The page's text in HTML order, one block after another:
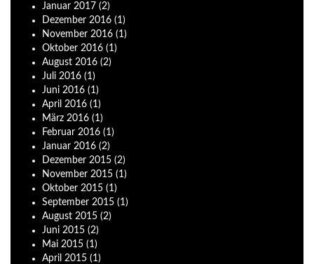
Januar 2017 (2)
Dezember 2016 (1)
November 2016 (1)
Oktober 2016 (1)
August 2016 (2)
Juli 2016 (1)
Juni 2016 (1)
April 2016 (1)
März 2016 (1)
Februar 2016 (1)
Januar 2016 (2)
Dezember 2015 (2)
November 2015 (1)
Oktober 2015 (1)
September 2015 (1)
August 2015 (2)
Juni 2015 (2)
Mai 2015 (1)
April 2015 (1)